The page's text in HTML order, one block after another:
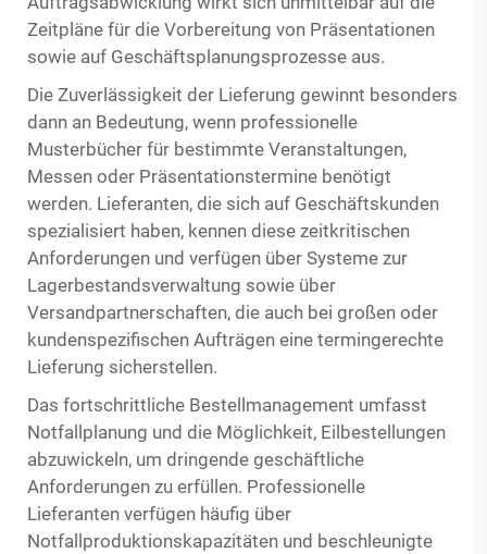
Zeitpläne für die Vorbereitung von Präsentationen
sowie auf Geschäftsplanungsprozesse aus.
Die Zuverlässigkeit der Lieferung gewinnt besonders
dann an Bedeutung, wenn professionelle
Musterbücher für bestimmte Veranstaltungen,
Messen oder Präsentationstermine benötigt
werden. Lieferanten, die sich auf Geschäftskunden
spezialisiert haben, kennen diese zeitkritischen
Anforderungen und verfügen über Systeme zur
Lagerbestandsverwaltung sowie über
Versandpartnerschaften, die auch bei großen oder
kundenspezifischen Aufträgen eine termingerechte
Lieferung sicherstellen.
Das fortschrittliche Bestellmanagement umfasst
Notfallplanung und die Möglichkeit, Eilbestellungen
abzuwickeln, um dringende geschäftliche
Anforderungen zu erfüllen. Professionelle
Lieferanten verfügen häufig über
Notfallproduktionskapazitäten und beschleunigte